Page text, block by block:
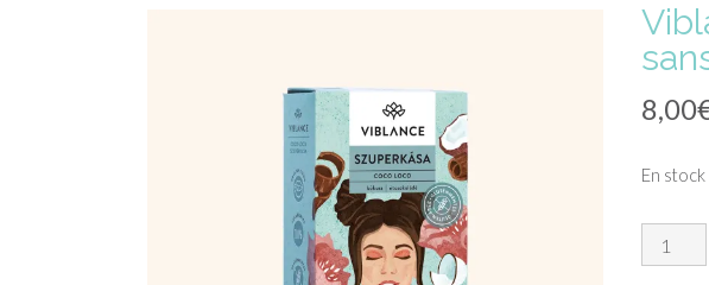
8,00
En stock
quantité
de